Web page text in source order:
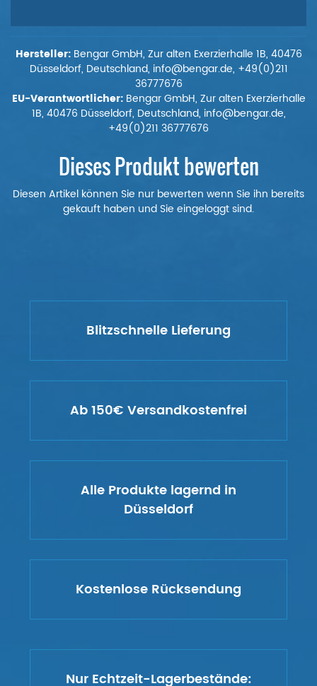
Hersteller:Bengar GmbH, Zur alten Exerzierhalle 1B, 40476
Düsseldorf, Deutschland, info@bengar.de, +49(0)211
36777676
EU-Verantwortlicher:Bengar GmbH, Zur alten Exerzierhalle
1B, 40476 Düsseldorf, Deutschland, info@bengar.de,
+49(0)211 36777676
Dieses Produkt bewerten
Diesen Artikel können Sie nur bewerten wenn Sie ihn bereits
gekauft haben und Sie eingeloggt sind.
Blitzschnelle Lieferung
Ab 150€ Versandkostenfrei
Alle Produkte lagernd in
Düsseldorf
Kostenlose Rücksendung
Nur Echtzeit-Lagerbestände: